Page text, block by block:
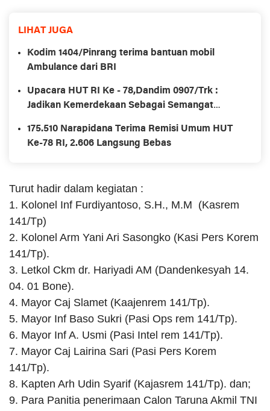
LIHAT JUGA
Kodim 1404/Pinrang terima bantuan mobil
Ambulance dari BRI
Upacara HUT RI Ke - 78,Dandim 0907/Trk :
Jadikan Kemerdekaan Sebagai Semangat
175.510 Narapidana Terima Remisi Umum HUT
Ke-78 RI, 2.606 Langsung Bebas
Turut hadir dalam kegiatan :
1. Kolonel Inf Furdiyantoso, S.H., M.M (Kasrem
141/Tp)
2. Kolonel Arm Yani Ari Sasongko (Kasi Pers Korem
141/Tp).
3. Letkol Ckm dr. Hariyadi AM (Dandenkesyah 14.
04. 01 Bone).
4. Mayor Caj Slamet (Kaajenrem 141/Tp).
5. Mayor Inf Baso Sukri (Pasi Ops rem 141/Tp).
6. Mayor Inf A. Usmi (Pasi Intel rem 141/Tp).
7. Mayor Caj Lairina Sari (Pasi Pers Korem
141/Tp).
8. Kapten Arh Udin Syarif (Kajasrem 141/Tp). dan;
9. Para Panitia penerimaan Calon Taruna Akmil TNI